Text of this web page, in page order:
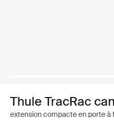
Thule TracRac
extension compacte en porte à